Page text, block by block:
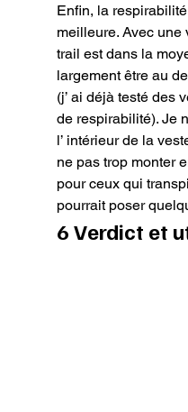
Enfin, la
meilleure. Avec une
trail est dans la
largement être au
(j’ ai déjà testé des
de respirabilité). Je
l’ intérieur de la
ne pas trop monter
pour ceux qui
pourrait poser
6 Verdict et